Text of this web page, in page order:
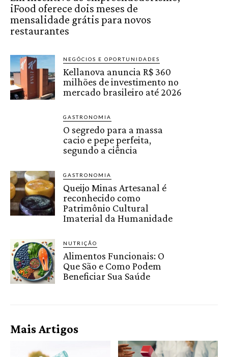
iFood oferece dois meses de
mensalidade grátis para novos
restaurantes
NEGÓCIOS E OPORTUNIDADES
Kellanova anuncia R$ 360
milhões de investimento no
mercado brasileiro até 2026
GASTRONOMIA
O segredo para a massa
cacio e pepe perfeita,
segundo a ciência
GASTRONOMIA
Queijo Minas Artesanal é
reconhecido como
Patrimônio Cultural
Imaterial da Humanidade
NUTRIÇÃO
Alimentos Funcionais: O
Que São e Como Podem
Beneficiar Sua Saúde
Mais Artigos